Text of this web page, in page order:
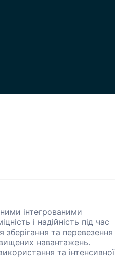
інтегрованими
і надійність під час
та перевезення
навантажень.
та інтенсивної